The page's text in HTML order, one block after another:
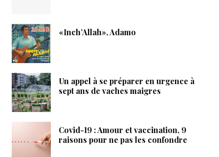
«Inch’Allah», Adamo
Un appel à se préparer en urgence à
sept ans de vaches maigres
Covid-19 : Amour et vaccination, 9
raisons pour ne pas les confondre